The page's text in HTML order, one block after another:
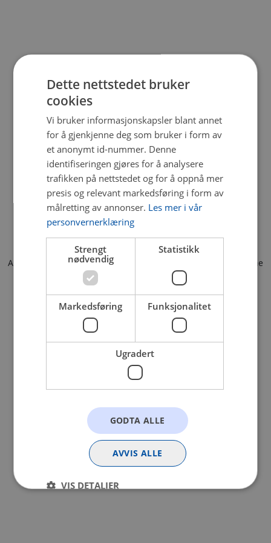
Application error: a client-side exception has occurred (see the
browser console for more information).
Dette nettstedet bruker
cookies
Vi bruker informasjonskapsler blant annet
for å gjenkjenne deg som bruker i form av
et anonymt id-nummer. Denne
identifiseringen gjøres for å analysere
trafikken på nettstedet og for å oppnå mer
presis og relevant markedsføring i form av
målretting av annonser. Les mer i vår
personvernerklæring
Strengt
nødvendig
Statistikk
Markedsføring Funksjonalitet
Ugradert
GODTA ALLE
AVVIS ALLE
VIS DETALJER